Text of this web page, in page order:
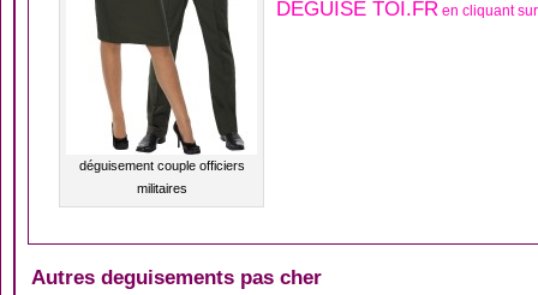
déguisement couple officiers
militaires
DEGUISE TOI.FR en cliquant
Autres deguisements pas cher